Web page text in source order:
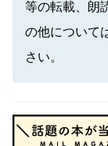
等の転載、朗
の他について
さい。